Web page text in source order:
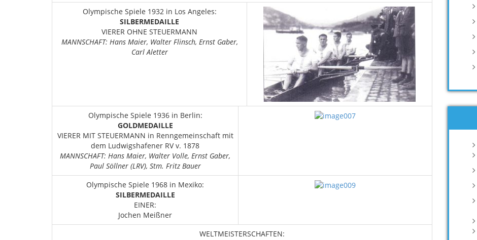
Olympische Spiele 1932 in Los Angeles:
SILBERMEDAILLE
VIERER OHNE STEUERMANN
MANNSCHAFT: Hans Maier, Walter Flinsch, Ernst Gaber,
Carl Aletter
Olympische Spiele 1936 in Berlin:
GOLDMEDAILLE
VIERER MIT STEUERMANN in Renngemeinschaft mit
dem Ludwigshafener RV v. 1878
MANNSCHAFT: Hans Maier, Walter Volle, Ernst Gaber,
Paul Söllner (LRV), Stm. Fritz Bauer
Olympische Spiele 1968 in Mexiko:
SILBERMEDAILLE
EINER:
Jochen Meißner
WELTMEISTERSCHAFTEN: